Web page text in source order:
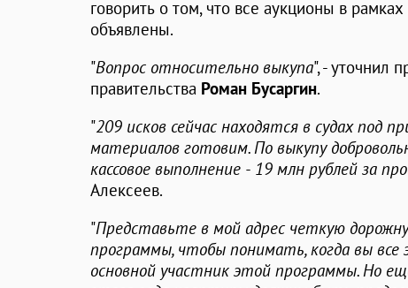
говорить о том, что все аукционы в
объявлены.
"Вопрос относительно выкупа", - уточнил
правительства Роман Бусаргин.
"209 исков сейчас находятся в судах под
материалов готовим. По выкупу
кассовое выполнение - 19 млн рублей за
Алексеев.
"Представьте в мой адрес четкую
программы, чтобы понимать, когда вы
основной участник этой программы. Но